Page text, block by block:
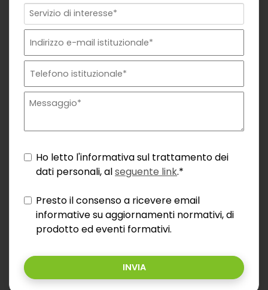
Ho letto l'informativa sul trattamento dei
dati personali, alseguente link.*
Presto il consenso a ricevere email
informative su aggiornamenti normativi, di
prodotto ed eventi formativi.
INVIA